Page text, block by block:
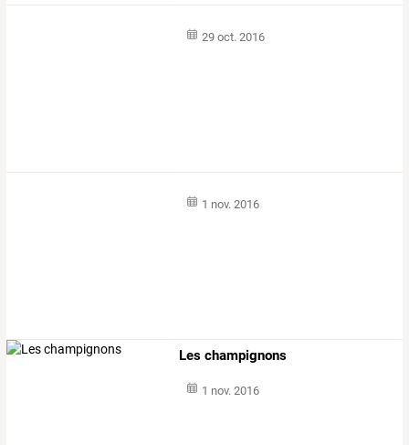
29 oct. 2016
1 nov. 2016
Les champignons
1 nov. 2016